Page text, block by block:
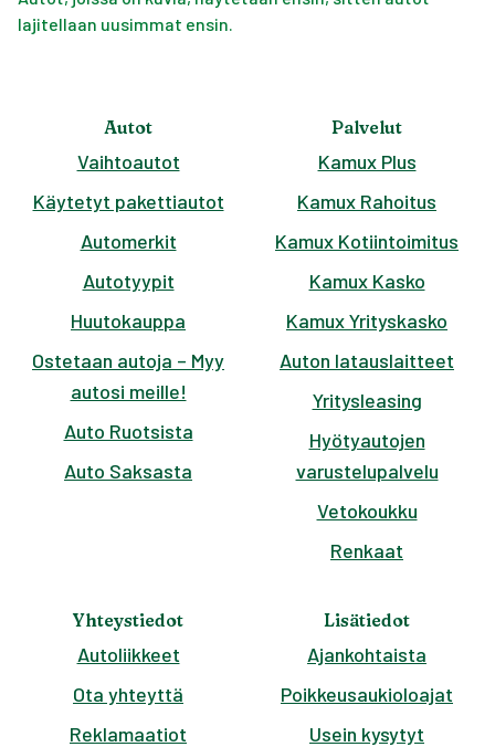
lajitellaan uusimmat ensin.
Autot
Vaihtoautot
Käytetyt pakettiautot
Automerkit
Autotyypit
Huutokauppa
Ostetaan autoja – Myy
autosi meille!
Auto Ruotsista
Auto Saksasta
Palvelut
Kamux Plus
Kamux Rahoitus
Kamux Kotiintoimitus
Kamux Kasko
Kamux Yrityskasko
Auton latauslaitteet
Yritysleasing
Hyötyautojen
varustelupalvelu
Vetokoukku
Renkaat
Yhteystiedot
Autoliikkeet
Ota yhteyttä
Reklamaatiot
Lisätiedot
Ajankohtaista
Poikkeusaukioloajat
Usein kysytyt